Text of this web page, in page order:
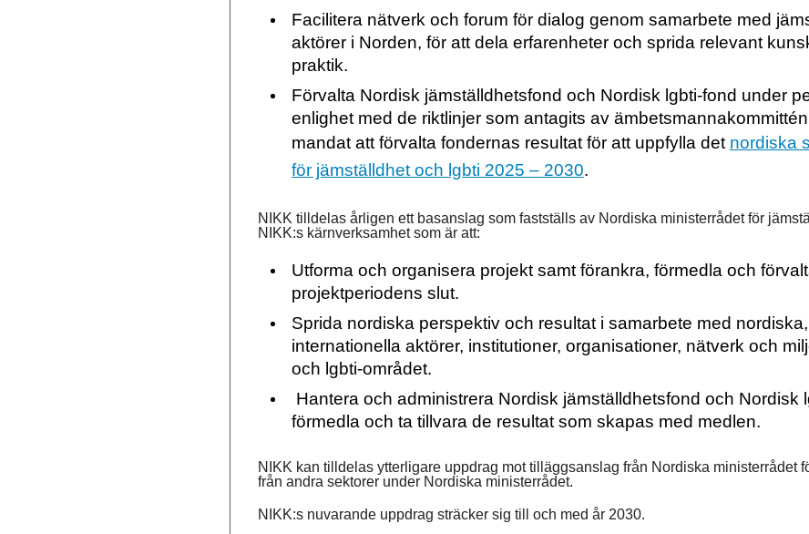
Facilitera nätverk och forum för dialog genom samarbete med
aktörer i Norden, för att dela erfarenheter och sprida relevant
praktik.
Förvalta Nordisk jämställdhetsfond och Nordisk lgbti-fond under
enlighet med de riktlinjer som antagits av
mandat att förvalta fondernas resultat för att uppfylla det nordiska
för jämställdhet och lgbti 2025 – 2030.
NIKK tilldelas årligen ett basanslag som fastställs av Nordiska ministerrådet för
NIKK:s kärnverksamhet som är att:
Utforma och organisera projekt samt förankra, förmedla och
projektperiodens slut.
Sprida nordiska perspektiv och resultat i samarbete med
internationella aktörer, institutioner, organisationer, nätverk och
och lgbti-området.
Hantera och administrera Nordisk jämställdhetsfond och Nordisk
förmedla och ta tillvara de resultat som skapas med medlen.
NIKK kan tilldelas ytterligare uppdrag mot tilläggsanslag från Nordiska ministerrådet
från andra sektorer under Nordiska ministerrådet.
NIKK:s nuvarande uppdrag sträcker sig till och med år 2030.